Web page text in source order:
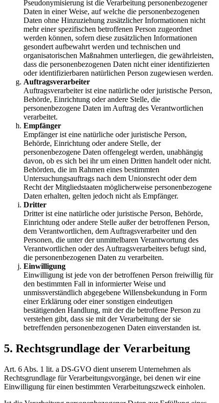
Pseudonymisierung ist die Verarbeitung personenbezogener
Daten in einer Weise, auf welche die personenbezogenen
Daten ohne Hinzuziehung zusätzlicher Informationen nicht
mehr einer spezifischen betroffenen Person zugeordnet
werden können, sofern diese zusätzlichen Informationen
gesondert aufbewahrt werden und technischen und
organisatorischen Maßnahmen unterliegen, die gewährleisten,
dass die personenbezogenen Daten nicht einer identifizierten
oder identifizierbaren natürlichen Person zugewiesen werden.
Auftragsverarbeiter
Auftragsverarbeiter ist eine natürliche oder juristische Person,
Behörde, Einrichtung oder andere Stelle, die
personenbezogene Daten im Auftrag des Verantwortlichen
verarbeitet.
Empfänger
Empfänger ist eine natürliche oder juristische Person,
Behörde, Einrichtung oder andere Stelle, der
personenbezogene Daten offengelegt werden, unabhängig
davon, ob es sich bei ihr um einen Dritten handelt oder nicht.
Behörden, die im Rahmen eines bestimmten
Untersuchungsauftrags nach dem Unionsrecht oder dem
Recht der Mitgliedstaaten möglicherweise personenbezogene
Daten erhalten, gelten jedoch nicht als Empfänger.
Dritter
Dritter ist eine natürliche oder juristische Person, Behörde,
Einrichtung oder andere Stelle außer der betroffenen Person,
dem Verantwortlichen, dem Auftragsverarbeiter und den
Personen, die unter der unmittelbaren Verantwortung des
Verantwortlichen oder des Auftragsverarbeiters befugt sind,
die personenbezogenen Daten zu verarbeiten.
Einwilligung
Einwilligung ist jede von der betroffenen Person freiwillig für
den bestimmten Fall in informierter Weise und
unmissverständlich abgegebene Willensbekundung in Form
einer Erklärung oder einer sonstigen eindeutigen
bestätigenden Handlung, mit der die betroffene Person zu
verstehen gibt, dass sie mit der Verarbeitung der sie
betreffenden personenbezogenen Daten einverstanden ist.
5. Rechtsgrundlage der Verarbeitung
Art. 6 Abs. 1 lit. a DS-GVO dient unserem Unternehmen als
Rechtsgrundlage für Verarbeitungsvorgänge, bei denen wir eine
Einwilligung für einen bestimmten Verarbeitungszweck einholen.